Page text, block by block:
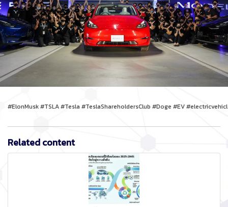
#ElonMusk #TSLA #Tesla #TeslaShareholdersClub #Doge #EV
Related content